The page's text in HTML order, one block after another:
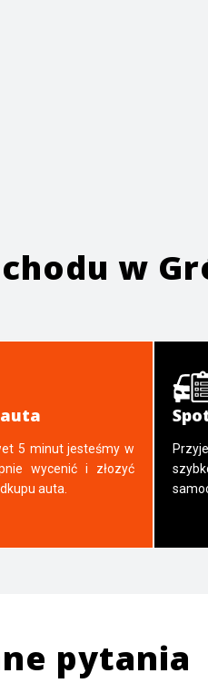
w
5 minut jesteśmy w
wycenić i złozyć
auta.
pytania